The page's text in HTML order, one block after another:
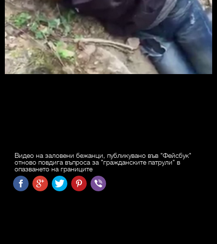
Видео на заловени бежанци, публикувано във "Фейсбук"
отново повдига въпроса за "гражданските патрули" в
опазването на границите